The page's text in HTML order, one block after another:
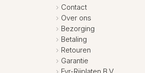
Contact
Over ons
Bezorging
Betaling
Retouren
Garantie